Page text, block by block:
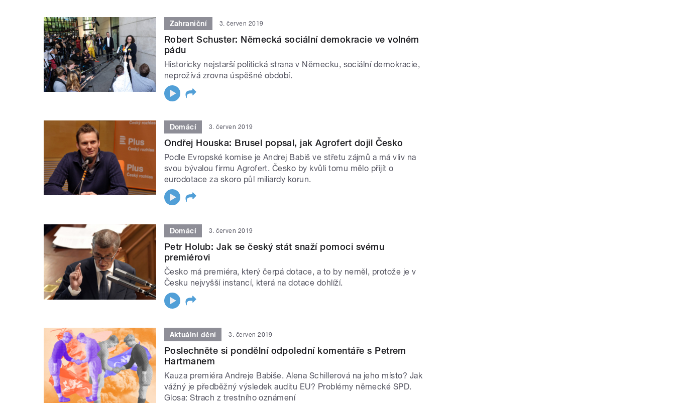
Zahraniční 3. červen 2019
Robert Schuster: Německá sociální demokracie ve volném
pádu
Historicky nejstarší politická strana v Německu, sociální demokracie,
neprožívá zrovna úspěšné období.
Domácí 3. červen 2019
Ondřej Houska: Brusel popsal, jak Agrofert dojil Česko
Podle Evropské komise je Andrej Babiš ve střetu zájmů a má vliv na
svou bývalou firmu Agrofert. Česko by kvůli tomu mělo přijít o
eurodotace za skoro půl miliardy korun.
Domácí 3. červen 2019
Petr Holub: Jak se český stát snaží pomoci svému
premiérovi
Česko má premiéra, který čerpá dotace, a to by neměl, protože je v
Česku nejvyšší instancí, která na dotace dohlíží.
Aktuální dění 3. červen 2019
Poslechněte si pondělní odpolední komentáře s Petrem
Hartmanem
Kauza premiéra Andreje Babiše. Alena Schillerová na jeho místo? Jak
vážný je předběžný výsledek auditu EU? Problémy německé SPD.
Glosa: Strach z trestního oznámení